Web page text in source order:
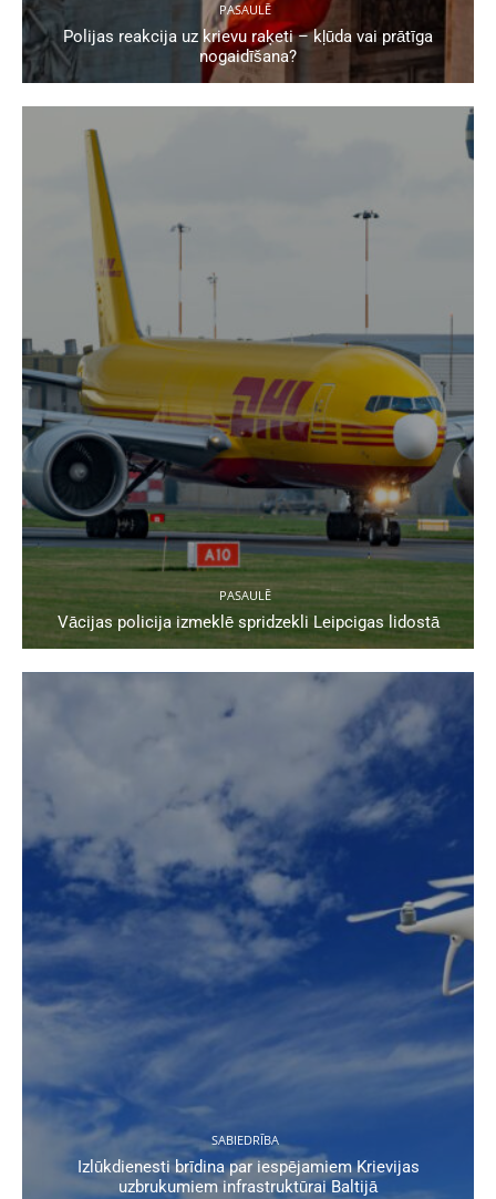
PASAULĒ
Polijas reakcija uz krievu raķeti – kļūda vai prātīga
nogaidīšana?
PASAULĒ
Vācijas policija izmeklē spridzekli Leipcigas lidostā
SABIEDRĪBA
Izlūkdienesti brīdina par iespējamiem Krievijas
uzbrukumiem infrastruktūrai Baltijā